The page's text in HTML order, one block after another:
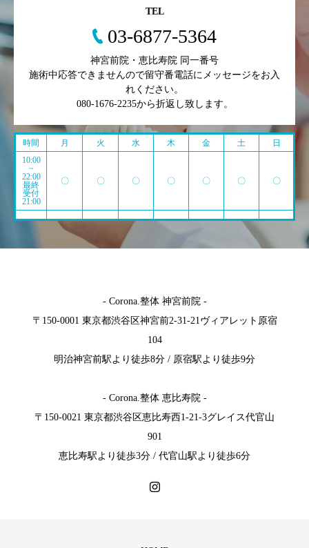
TEL
03-6877-5364
神宮前院・恵比寿院 同一番号
施術中応答できませんので留守番電話にメッセージをお入
れください。
080-1676-2235から折返し致します。
時間 月 火 水 木 金 土
日
10:00
~
22:00
最終
受付
21:00
〇 〇 〇 〇 〇 〇 〇
- Corona.整体 神宮前院 -
〒150-0001 東京都渋谷区神宮前2-31-21ヴィアレット原宿
104
明治神宮前駅より徒歩8分 / 原宿駅より徒歩9分
- Corona.整体 恵比寿院 -
〒150-0021 東京都渋谷区恵比寿西1-21-3グレイス代官山
901
恵比寿駅より徒歩3分 / 代官山駅より徒歩6分